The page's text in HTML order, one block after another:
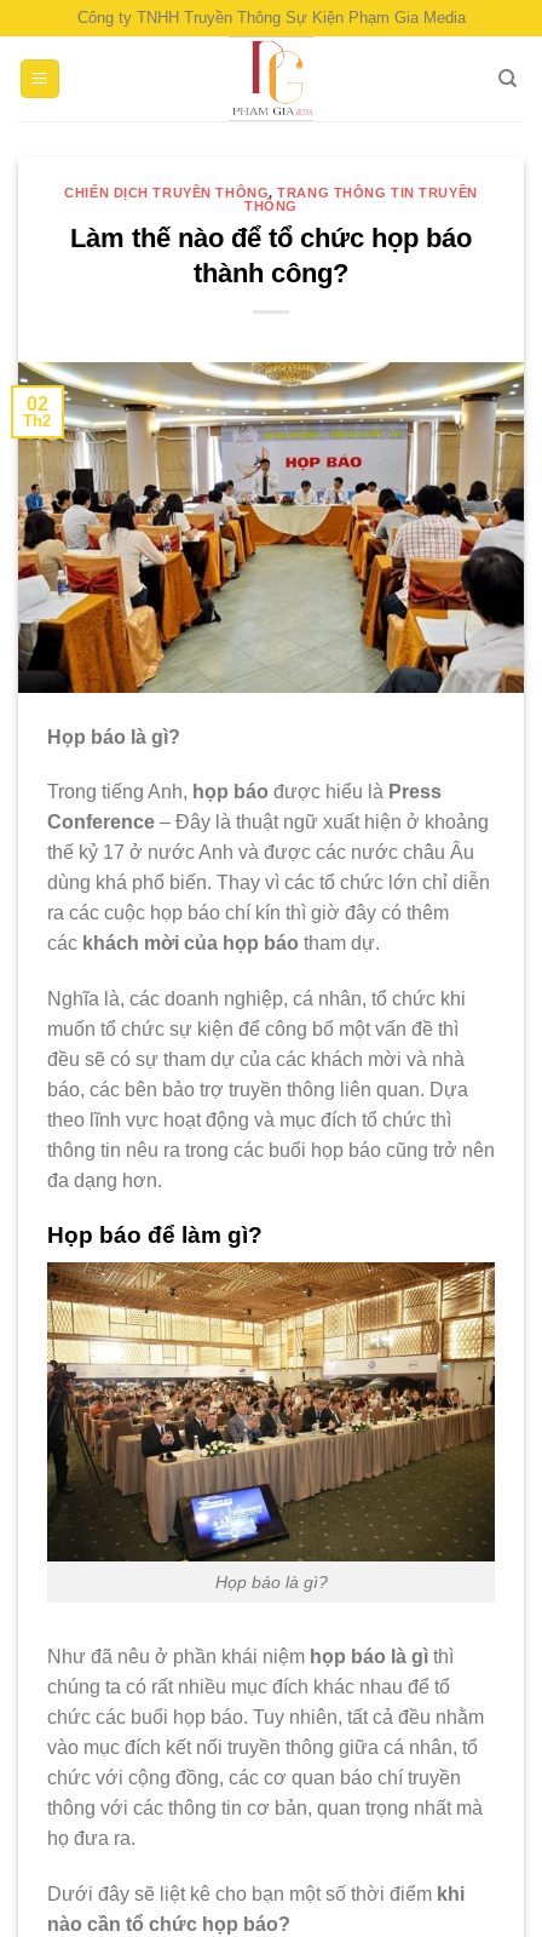
content
Công ty TNHH Truyền Thông Sự Kiện Phạm Gia Media
CHIẾN DỊCH TRUYỀN THÔNG,TRANG THÔNG TIN TRUYỀN
THÔNG
Làm thế nào để tổ chức họp báo
thành công?
02
Th2
Họp báo là gì?
Trong tiếng Anh, họp báo được hiểu là Press
Conference – Đây là thuật ngữ xuất hiện ở khoảng
thế kỷ 17 ở nước Anh và được các nước châu Âu
dùng khá phổ biến. Thay vì các tổ chức lớn chỉ diễn
ra các cuộc họp báo chí kín thì giờ đây có thêm
các khách mời của họp báo tham dự.
Nghĩa là, các doanh nghiệp, cá nhân, tổ chức khi
muốn tổ chức sự kiện để công bố một vấn đề thì
đều sẽ có sự tham dự của các khách mời và nhà
báo, các bên bảo trợ truyền thông liên quan. Dựa
theo lĩnh vực hoạt động và mục đích tổ chức thì
thông tin nêu ra trong các buổi họp báo cũng trở nên
đa dạng hơn.
Họp báo để làm gì?
Họp báo là gì?
Như đã nêu ở phần khái niệm họp báo là gì thì
chúng ta có rất nhiều mục đích khác nhau để tổ
chức các buổi họp báo. Tuy nhiên, tất cả đều nhằm
vào mục đích kết nối truyền thông giữa cá nhân, tổ
chức với cộng đồng, các cơ quan báo chí truyền
thông với các thông tin cơ bản, quan trọng nhất mà
họ đưa ra.
Dưới đây sẽ liệt kê cho bạn một số thời điểm khi
nào cần tổ chức họp báo?